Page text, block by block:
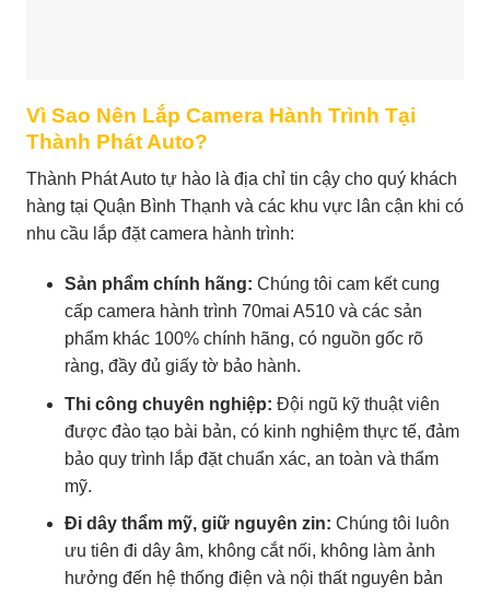
Vì Sao Nên Lắp Camera Hành Trình Tại
Thành Phát Auto?
Thành Phát Auto tự hào là địa chỉ tin cậy cho quý khách
hàng tại Quận Bình Thạnh và các khu vực lân cận khi có
nhu cầu lắp đặt camera hành trình:
Sản phẩm chính hãng: Chúng tôi cam kết cung
cấp camera hành trình 70mai A510 và các sản
phẩm khác 100% chính hãng, có nguồn gốc rõ
ràng, đầy đủ giấy tờ bảo hành.
Thi công chuyên nghiệp: Đội ngũ kỹ thuật viên
được đào tạo bài bản, có kinh nghiệm thực tế, đảm
bảo quy trình lắp đặt chuẩn xác, an toàn và thẩm
mỹ.
Đi dây thẩm mỹ, giữ nguyên zin: Chúng tôi luôn
ưu tiên đi dây âm, không cắt nối, không làm ảnh
hưởng đến hệ thống điện và nội thất nguyên bản